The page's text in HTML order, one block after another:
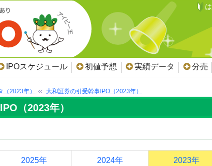
IPOスケジュール 初値予想 実績データ 分売
（2023年） 大和証券の引受幹事IPO（2023年）
（2023年）
2025年 2024年 2023年